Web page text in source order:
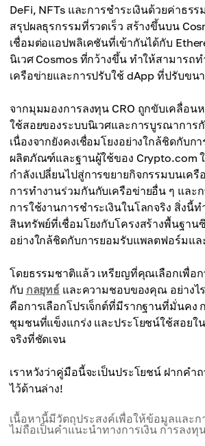
DeFi, NFTs และการชำระเงินด้วยค่าธร
สรุปผลธุรกรรมที่รวดเร็ว สร้างขึ้นบน
เชื่อมต่อแอปพลิเคชันที่เข้ากันได้กับ
นิเวศ Cosmos ที่กว้างขึ้น ทำให้สามารถ
เครือข่ายและการปรับใช้ dApp ที่ปรับขน
จากมุมมองการลงทุน CRO ถูกขับเคลื่อน
ใช้สอยของระบบนิเวศและการบูรณาการ
เนื่องจากยังคงเชื่อมโยงอย่างใกล้ชิดกับก
ผลิตภัณฑ์และฐานผู้ใช้ของ Crypto.com
กำลังเปลี่ยนไปสู่การขยายกิจกรรมบนเครื
การทำงานร่วมกันกับเครือข่ายอื่น ๆ และ
การใช้งานการชำระเงินในโลกจริง สิ่งนี้ท
สินทรัพย์ที่เชื่อมโยงกับโครงสร้างพื้นฐาน
อย่างใกล้ชิดกับการยอมรับแพลตฟอร์มแ
โดยธรรมชาติแล้ว เหรียญที่คุณเลือกเพื่อ
กับ กลยุทธ์ และความชอบของคุณ อย่างไ
คือการเลือกโปรเจ็กต์ที่มีรากฐานที่มั่นคง
ชุมชนที่แข็งแกร่ง และประโยชน์ใช้สอยใ
จริงที่ชัดเจน
เราหวังว่าคู่มือนี้จะเป็นประโยชน์ ฝากคำ
ไว้ด้านล่าง!
เนื้อหานี้มีวัตถุประสงค์เพื่อให้ข้อมูลและก
ไม่ถือเป็นคำแนะนำทางการเงิน การลง